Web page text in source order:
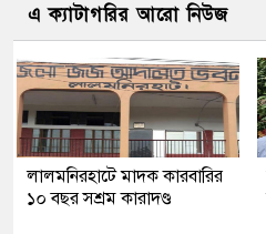
এ ক্যাটাগরির আরো নিউজ
লালমনিরহাটে মাদক কারবারির
১০ বছর সশ্রম কারাদণ্ড